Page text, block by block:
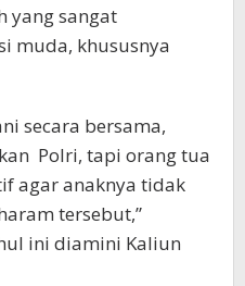
yang sangat
muda, khususnya
secara bersama,
Polri, tapi orang tua
agar anaknya tidak
tersebut,”
ini diamini Kaliun